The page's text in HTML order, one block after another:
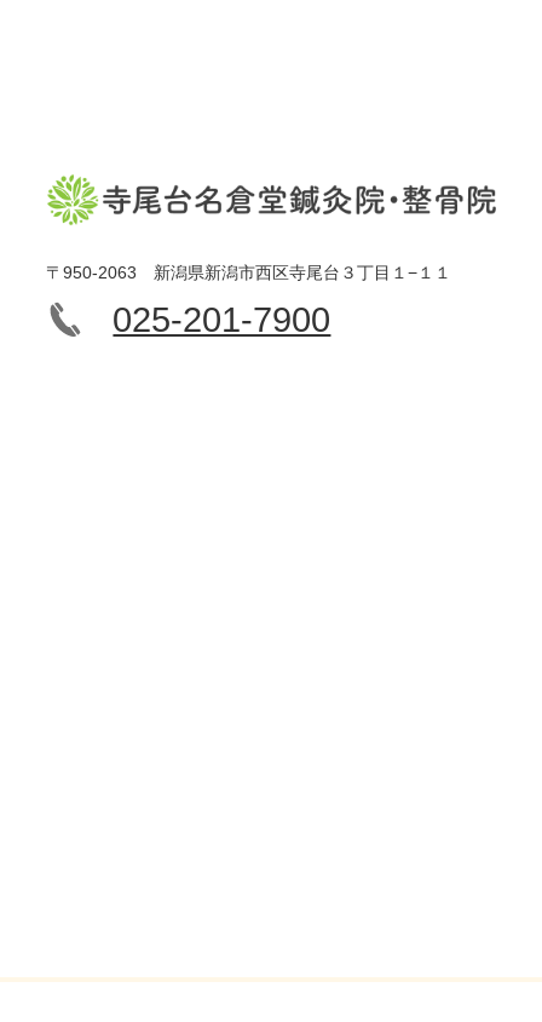
〒950-2063 新潟県新潟市西区寺尾台３丁目１−１１
025-201-7900